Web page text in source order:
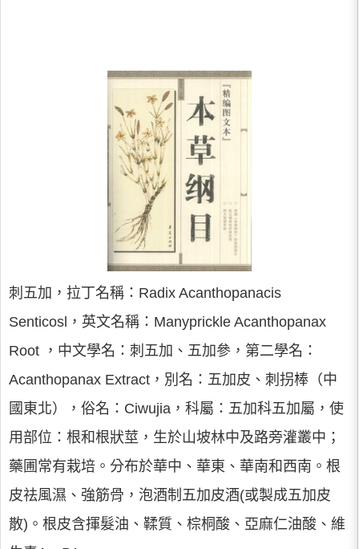
刺五加，拉丁名稱：Radix Acanthopanacis
Senticosl，英文名稱：Manyprickle Acanthopanax
Root ，中文學名：刺五加、五加參，第二學名：
Acanthopanax Extract，別名：五加皮、刺拐棒（中
國東北），俗名：Ciwujia，科屬：五加科五加屬，使
用部位：根和根狀莖，生於山坡林中及路旁灌叢中；
藥圃常有栽培。分布於華中、華東、華南和西南。根
皮祛風濕、強筋骨，泡酒制五加皮酒(或製成五加皮
散)。根皮含揮髮油、鞣質、棕桐酸、亞麻仁油酸、維